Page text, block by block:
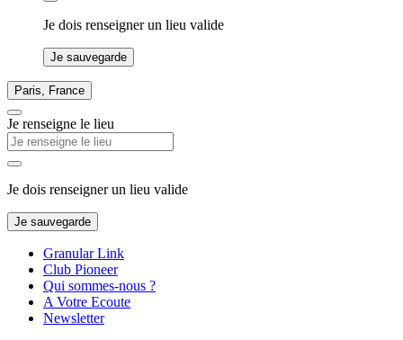
Je dois renseigner un lieu valide
Je sauvegarde
Paris, France
Je renseigne le lieu
Je dois renseigner un lieu valide
Je sauvegarde
Granular Link
Club Pioneer
Qui sommes-nous ?
A Votre Ecoute
Newsletter